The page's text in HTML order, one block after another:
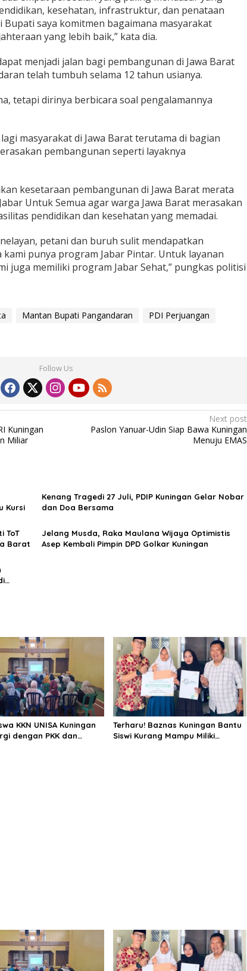
kesehatan, infrastruktur, dan penataan
Bupati saya komitmen bagaimana masyarakat
yang lebih baik,” kata dia.
menjadi jalan bagi pembangunan di Jawa Barat
telah tumbuh selama 12 tahun usianya.
tetapi dirinya berbicara soal pengalamannya
masyarakat di Jawa Barat terutama di bagian
pembangunan seperti layaknya
kesetaraan pembangunan di Jawa Barat merata
Untuk Semua agar warga Jawa Barat merasakan
pendidikan dan kesehatan yang memadai.
petani dan buruh sulit mendapatkan
punya program Jabar Pintar. Untuk layanan
juga memiliki program Jabar Sehat,” pungkas politisi
Mantan Bupati Pangandaran
PDI Perjuangan
Follow Us
Kuningan
Miliar
Next post
Paslon Yanuar-Udin Siap Bawa Kuningan
Menuju EMAS
Kursi
Kenang Tragedi 27 Juli, PDIP Kuningan Gelar Nobar
dan Doa Bersama
ToT
Barat
Jelang Musda, Raka Maulana Wijaya Optimistis
Asep Kembali Pimpin DPD Golkar Kuningan
KKN UNISA Kuningan
dengan PKK dan
Terharu! Baznas Kuningan Bantu
Siswi Kurang Mampu Miliki
Alhamdulillah! Rofia Lolos,
Penampilan “Pesta Panen” Elvy